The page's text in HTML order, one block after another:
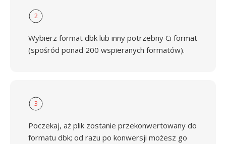
2
Wybierz format dbk lub inny potrzebny Ci format
(spośród ponad 200 wspieranych formatów).
3
Poczekaj, aż plik zostanie przekonwertowany do
formatu dbk; od razu po konwersji możesz go